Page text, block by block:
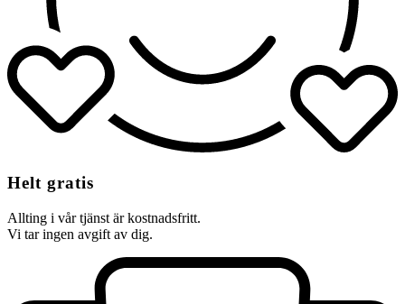
Helt gratis
Allting i vår tjänst är kostnadsfritt.
Vi tar ingen avgift av dig.